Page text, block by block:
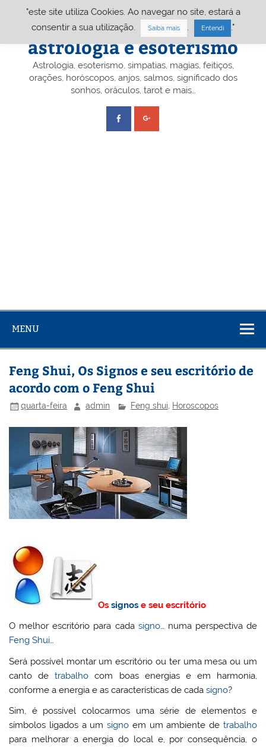
Portal A&E – Portal
astrologia e esoterismo
Astrologia, esoterismo, simpatias, magias, feitiços,
orações, horóscopos, anjos, salmos, significado dos
sonhos, oráculos, tarot e mais…
MENU
Feng Shui, Os Signos e seu escritório de
acordo com o Feng Shui
quarta-feira admin Feng shui, Horoscopos
Ossignos e seu escritório
O melhor escritório para cada signo… numa perspectiva de
Feng Shui…
Será possível montar um escritório ou ter uma mesa ou um
canto detrabalho com boas energias e em harmonia,
conforme a energia e as características de cadasigno?
Sim, é possível colocarmos uma série de elementos e
símbolos ligados a umsigno em um ambiente de trabalho
para melhorar a energia do local e, por consequência, o
"este site utiliza Cookies. Ao navegar no site, estará a
consentir a sua utilização.
Saiba mais Entendi ."